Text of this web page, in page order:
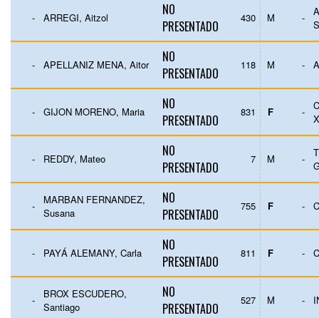
- ARREGI, Aitzol
NO
PRESENTADO
430 M -
- APELLANIZ MENA, Aitor
NO
PRESENTADO
118 M -
- GIJON MORENO, Maria
NO
PRESENTADO
831 F -
- REDDY, Mateo
NO
PRESENTADO
7 M -
-
MARBAN FERNANDEZ,
Susana
NO
PRESENTADO
755 F -
- PAYÁ ALEMANY, Carla
NO
PRESENTADO
811 F -
-
BROX ESCUDERO,
Santiago
NO
PRESENTADO
527 M -